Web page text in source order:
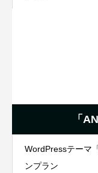
「
WordPressテーマ
ンプラン